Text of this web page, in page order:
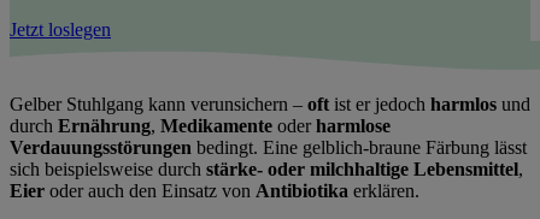
Jetzt loslegen
Gelber Stuhlgang kann verunsichern – oft ist er jedoch harmlos und
durch Ernährung, Medikamente oderharmlose
Verdauungsstörungen bedingt. Eine gelblich-braune Färbung lässt
sich beispielsweise durch stärke‑ oder milchhaltige Lebensmittel,
Eier oder auch den Einsatz von Antibiotika erklären.